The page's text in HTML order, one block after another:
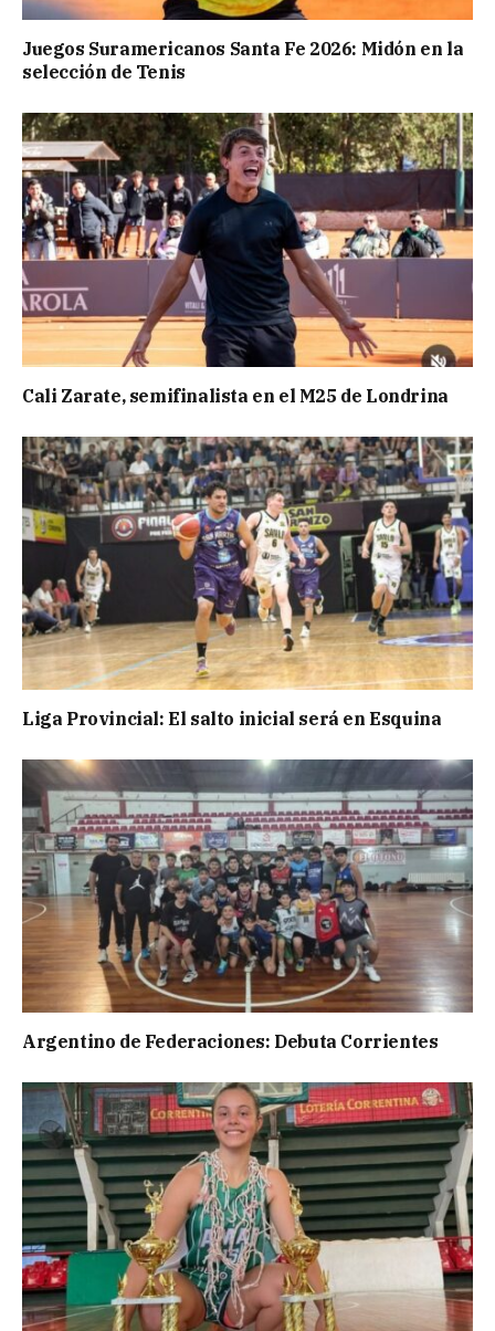
Juegos Suramericanos Santa Fe 2026: Midón en la
selección de Tenis
Cali Zarate, semifinalista en el M25 de Londrina
Liga Provincial: El salto inicial será en Esquina
Argentino de Federaciones: Debuta Corrientes